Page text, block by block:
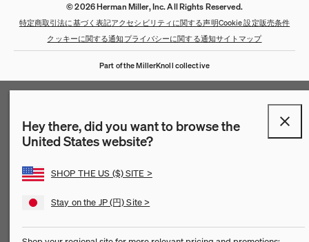
New Arrivals：最近追加された製品
チェア
ベンチ＆スツール
New Arrivals：最近追加された製品
ホームオフィス
リビング
ゲーミングモニターアーム
【限定】FAILE AND DELUXX FLUXX
ストーリー
特集
© 2026 Herman Miller, Inc. All Rights Reserved.
特定商取引法に基づく表記アクセシビリティに関する声明
販売条件
クッキーに関する通知 プライバシーに関する通知サイトマップ
Cookie 設定
Part of the MillerKnoll collective
Hey there, did you want to browse the
United States website?
SHOP THE US ($) SITE >
Stay on the JP (円) Site >